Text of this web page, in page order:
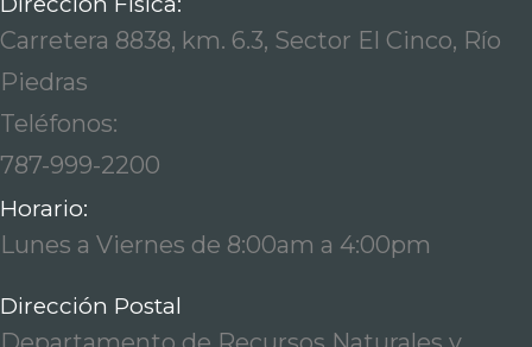
Carretera 8838, km. 6.3, Sector El Cinco, Río
Piedras
Teléfonos:
787-999-2200
Horario:
Lunes a Viernes de 8:00am a 4:00pm
Dirección Postal